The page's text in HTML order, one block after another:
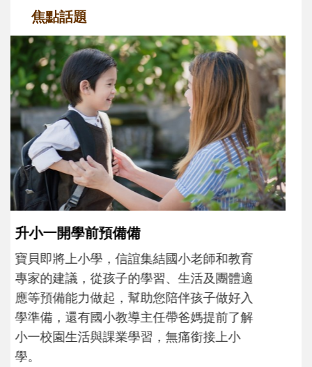
焦點話題
和孩子一起長大的那個男人│讀懂父親的
不同模樣
沒有人天生就擅長當爸爸！男人總是在一次
次「前所未有」的體驗中，跟著孩子一起長
大。從給予安全感的肢體遊戲，到獨立自
主、角色認同及解決問題的能力養成。爸爸